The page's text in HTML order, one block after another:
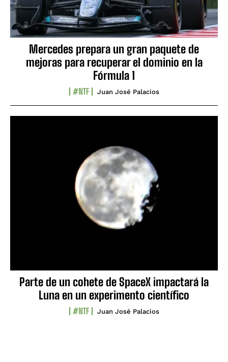
Mercedes prepara un gran paquete de
mejoras para recuperar el dominio en la
Fórmula 1
#NTF Juan José Palacios
Parte de un cohete de SpaceX impactará la
Luna en un experimento científico
#NTF Juan José Palacios